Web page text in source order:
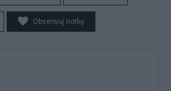
Obserwuj notkę